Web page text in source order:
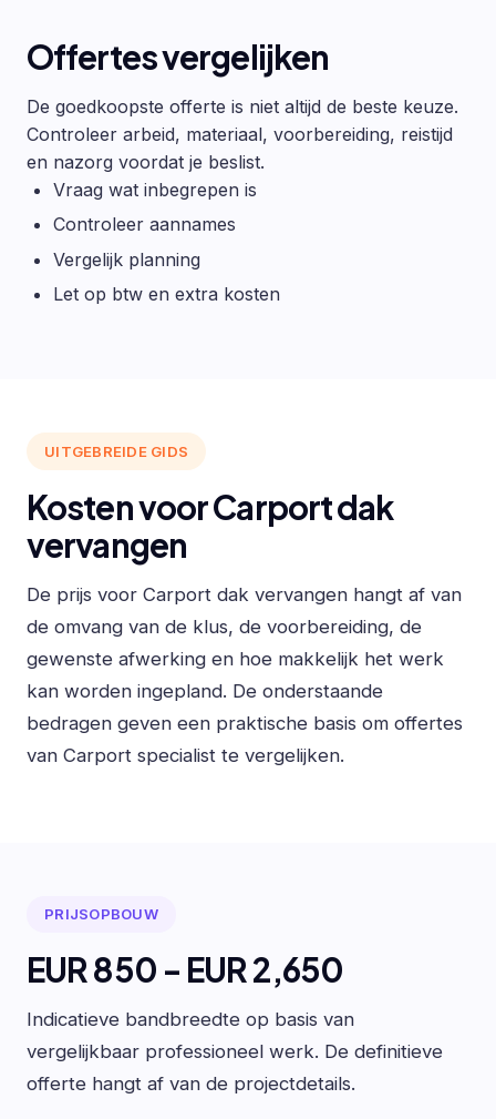
Offertes vergelijken
De goedkoopste offerte is niet altijd de beste keuze.
Controleer arbeid, materiaal, voorbereiding, reistijd
en nazorg voordat je beslist.
Vraag wat inbegrepen is
Controleer aannames
Vergelijk planning
Let op btw en extra kosten
UITGEBREIDE GIDS
Kosten voor Carport dak
vervangen
De prijs voor Carport dak vervangen hangt af van
de omvang van de klus, de voorbereiding, de
gewenste afwerking en hoe makkelijk het werk
kan worden ingepland. De onderstaande
bedragen geven een praktische basis om offertes
van Carport specialist te vergelijken.
PRIJSOPBOUW
EUR 850 - EUR 2,650
Indicatieve bandbreedte op basis van
vergelijkbaar professioneel werk. De definitieve
offerte hangt af van de projectdetails.